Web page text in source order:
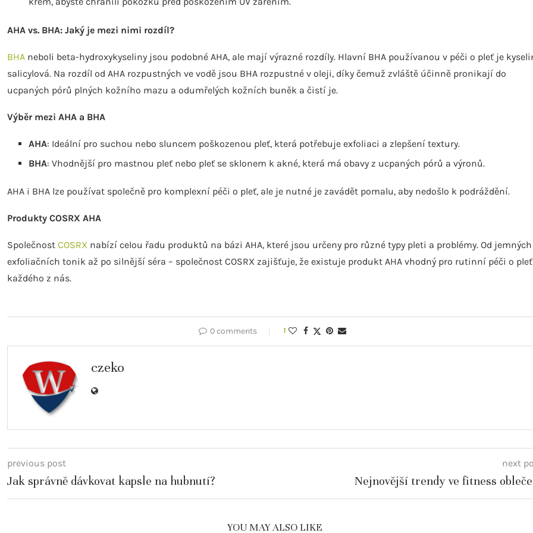
AHA vs. BHA: Jaký je mezi nimi rozdíl?
BHA neboli beta-hydroxykyseliny jsou podobné AHA, ale mají výrazné rozdíly. Hlavní BHA používanou v péči o pleť je
salicylová. Na rozdíl od AHA rozpustných ve vodě jsou BHA rozpustné v oleji, díky čemuž zvláště účinně pronikají do
ucpaných pórů plných kožního mazu a odumřelých kožních buněk a čistí je.
Výběr mezi AHA a BHA
AHA: Ideální pro suchou nebo sluncem poškozenou pleť, která potřebuje exfoliaci a zlepšení textury.
BHA: Vhodnější pro mastnou pleť nebo pleť se sklonem k akné, která má obavy z ucpaných pórů a výronů.
AHA i BHA lze používat společně pro komplexní péči o pleť, ale je nutné je zavádět pomalu, aby nedošlo k podráždění.
Produkty COSRX AHA
Společnost COSRX nabízí celou řadu produktů na bázi AHA, které jsou určeny pro různé typy pleti a problémy. Od jemných
exfoliačních tonik až po silnější séra – společnost COSRX zajišťuje, že existuje produkt AHA vhodný pro rutinní péči o pleť
každého z nás.
0 comments 1
czeko
previous post
Jak správně dávkovat kapsle na hubnutí?
next
Nejnovější trendy ve fitness
YOU MAY ALSO LIKE